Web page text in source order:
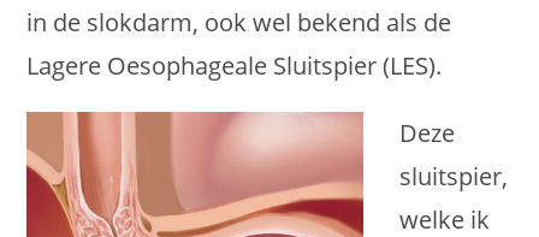
in de slokdarm, ook wel bekend als de
Lagere Oesophageale Sluitspier (LES).
Deze
sluitspier,
welke ik